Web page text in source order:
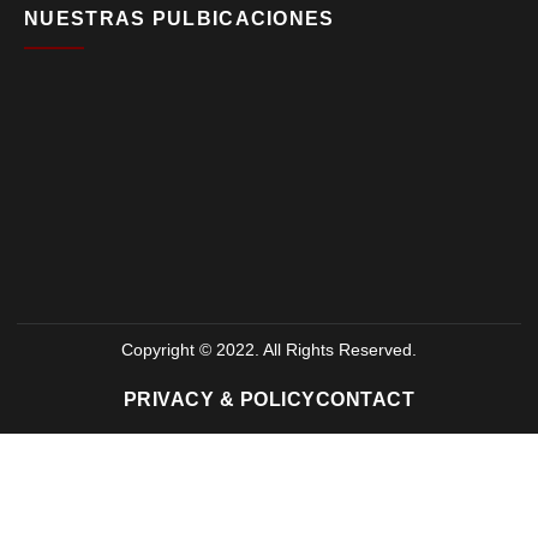
NUESTRAS PULBICACIONES
Copyright © 2022. All Rights Reserved.
PRIVACY & POLICYCONTACT